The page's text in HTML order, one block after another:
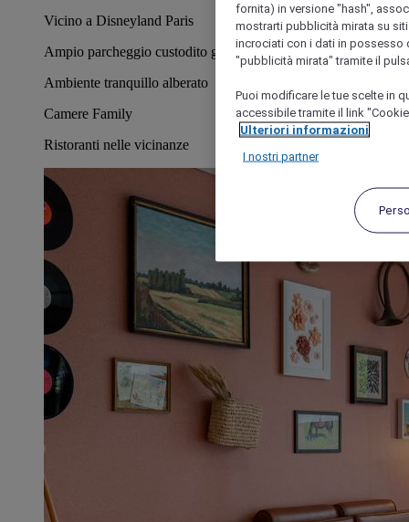
Vicino a Disneyland Paris
Ampio parcheggio custodito gratuito
Ambiente tranquillo alberato
Camere Family
Ristoranti nelle vicinanze
fornita) in versione "hash",
mostrarti pubblicità mirata su
incrociati con i dati in possesso
"pubblicità mirata" tramite il
Puoi modificare le tue scelte in
accessibile tramite il link
Ulteriori informazioni
I nostri partner